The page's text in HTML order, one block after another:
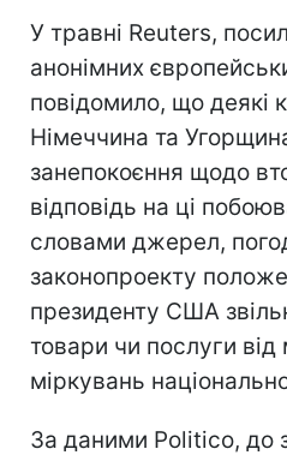
У травні Reuters,
анонімних
повідомило, що деякі
Німеччина та
занепокоєння щодо
відповідь на ці
словами джерел,
законопроекту
президенту США
товари чи послуги від
міркувань
За даними Politico, до